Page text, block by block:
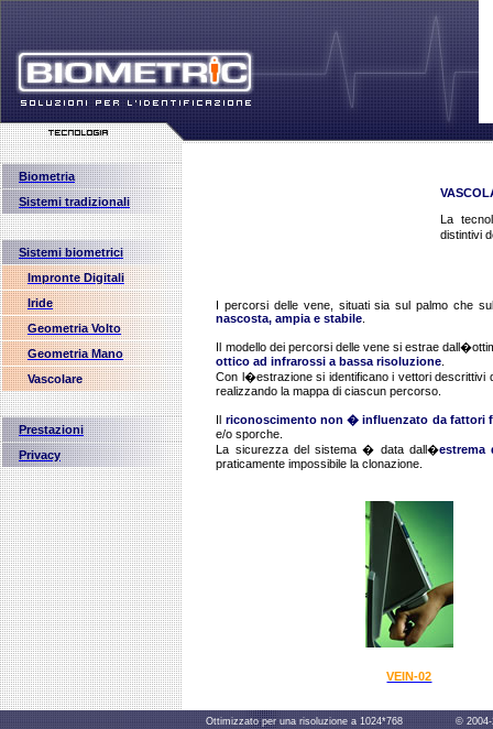
Biometria
Sistemi tradizionali
Sistemi biometrici
Impronte Digitali
Iride
Geometria Volto
Geometria Mano
Vascolare
Prestazioni
Privacy
La
distintivi
I percorsi delle vene, situati sia sul palmo che
nascosta, ampia e stabile
Il modello dei percorsi delle vene si estrae
ottico ad infrarossi a bassa risoluzione
Con l�estrazione si identificano i vettori descrittivi
realizzando la mappa di ciascun percorso.
Il riconoscimento non � influenzato da fattori
e/o sporche.
La sicurezza del sistema � data dall�
praticamente impossibile la clonazione.
VEIN-02
Ottimizzato per una risoluzione a 1024*768 © 2004-